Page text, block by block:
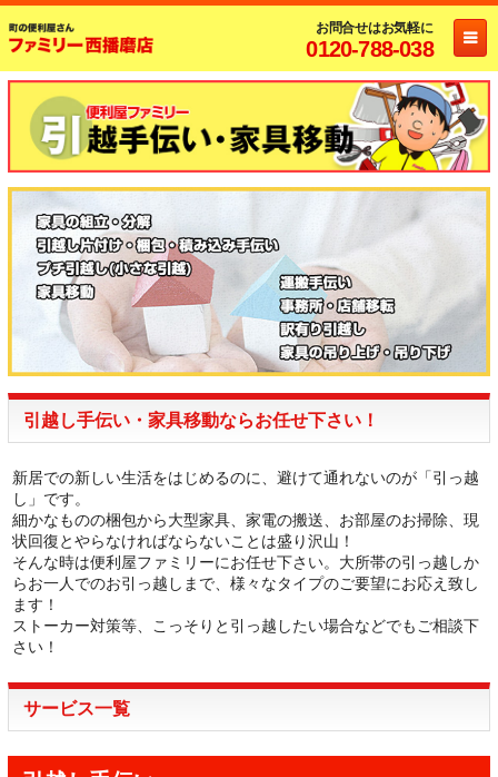
お問合せはお気軽に
0120-788-038
引越し手伝い・家具移動ならお任せ下さい！
新居での新しい生活をはじめるのに、避けて通れないのが「引っ越
し」です。
細かなものの梱包から大型家具、家電の搬送、お部屋のお掃除、現
状回復とやらなければならないことは盛り沢山！
そんな時は便利屋ファミリーにお任せ下さい。大所帯の引っ越しか
らお一人でのお引っ越しまで、様々なタイプのご要望にお応え致し
ます！
ストーカー対策等、こっそりと引っ越したい場合などでもご相談下
さい！
サービス一覧